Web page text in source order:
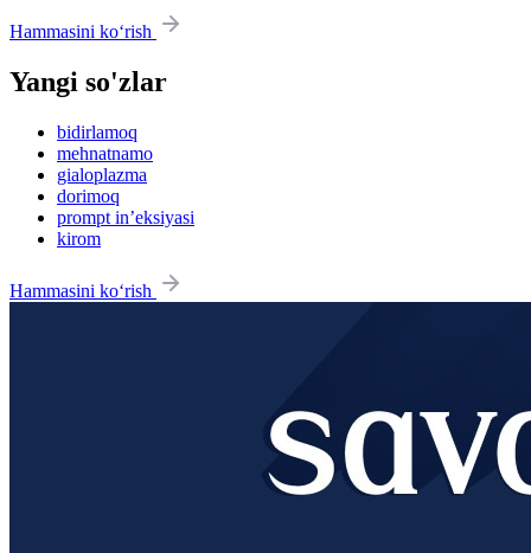
Hammasini ko‘rish
Yangi so'zlar
bidirlamoq
mehnatnamo
gialoplazma
dorimoq
prompt in’eksiyasi
kirom
Hammasini ko‘rish